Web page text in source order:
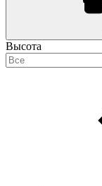
Высота